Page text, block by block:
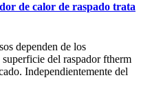
de calor de raspado trata
dependen de los
del raspador ftherm
Independientemente del